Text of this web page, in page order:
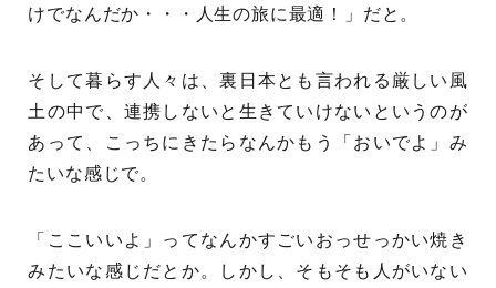
けでなんだか・・・人生の旅に最適！」だと。
そして暮らす人々は、裏日本とも言われる厳しい風
土の中で、連携しないと生きていけないというのが
あって、こっちにきたらなんかもう「おいでよ」み
たいな感じで。
「ここいいよ」ってなんかすごいおっせっかい焼き
みたいな感じだとか。しかし、そもそも人がいない